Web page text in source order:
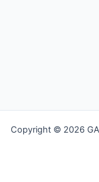
Copyright © 2026